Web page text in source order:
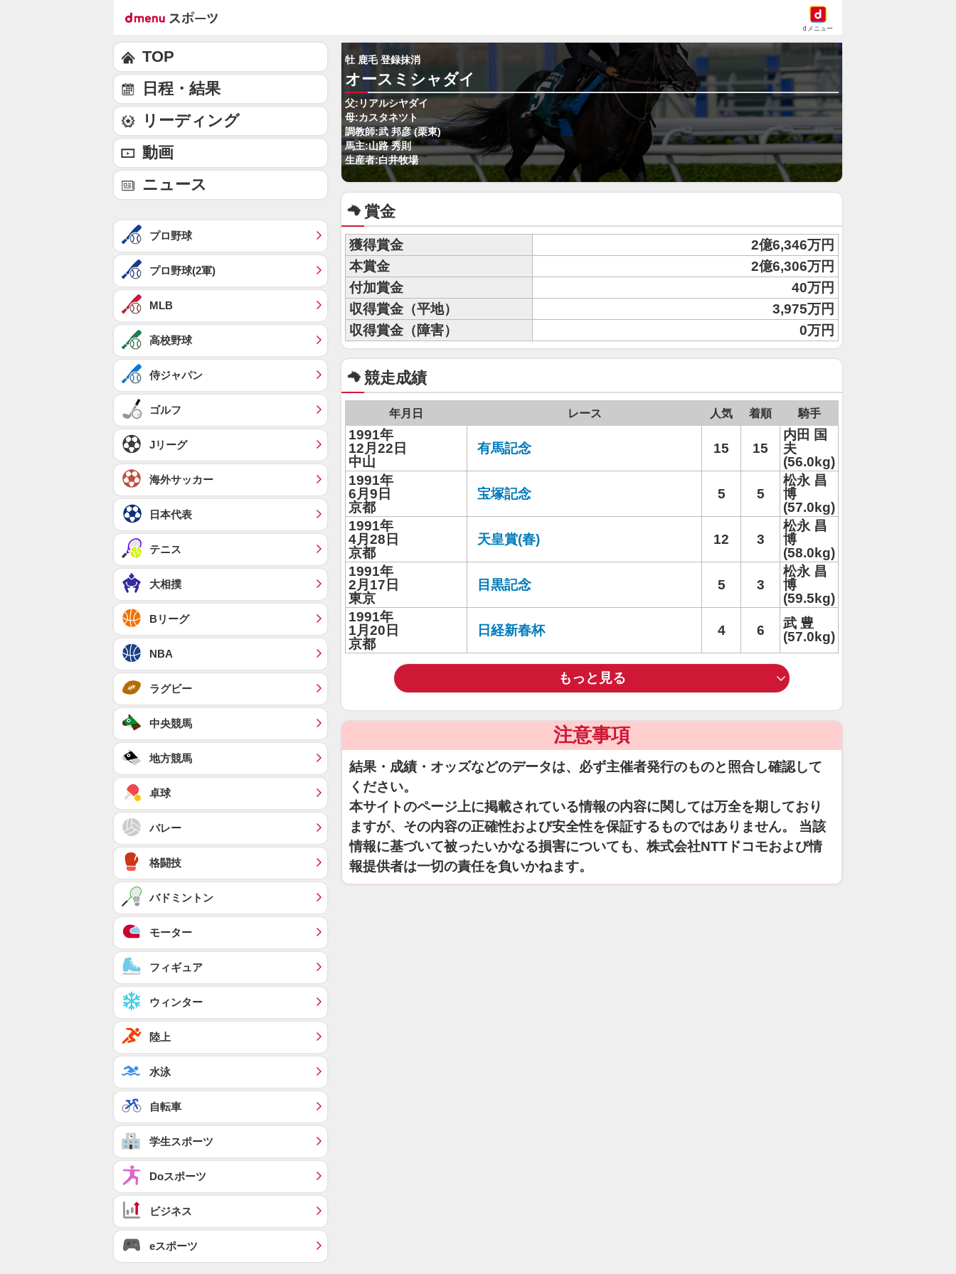
dメニュー
牡 鹿毛 登録抹消
オースミシャダイ
父:リアルシヤダイ
母:カスタネツト
調教師:武 邦彦 (栗東)
馬主:山路 秀則
生産者:白井牧場
賞金
獲得賞金
2億6,346万円
本賞金
2億6,306万円
付加賞金
40万円
収得賞金（平地）
3,975万円
収得賞金（障害）
0万円
競走成績
年月日 レース 人気 着順 騎手
1991年
12月22日
中山
有馬記念 15 15
内田 国
夫
(56.0kg)
1991年
6月9日
京都
宝塚記念 5 5
松永 昌
博
(57.0kg)
1991年
4月28日
京都
天皇賞(春) 12 3
松永 昌
博
(58.0kg)
1991年
2月17日
東京
目黒記念 5 3
松永 昌
博
(59.5kg)
1991年
1月20日
京都
日経新春杯 4 6
武 豊
(57.0kg)
もっと見る
注意事項
結果・成績・オッズなどのデータは、必ず主催者発行のものと照合し確認して
ください。
本サイトのページ上に掲載されている情報の内容に関しては万全を期しており
ますが、その内容の正確性および安全性を保証するものではありません。 当該
情報に基づいて被ったいかなる損害についても、株式会社NTTドコモおよび情
報提供者は一切の責任を負いかねます。
TOP
日程・結果
リーディング
動画
ニュース
プロ野球
プロ野球(2軍)
MLB
高校野球
侍ジャパン
ゴルフ
Jリーグ
海外サッカー
日本代表
テニス
大相撲
Bリーグ
NBA
ラグビー
中央競馬
地方競馬
卓球
バレー
格闘技
バドミントン
モーター
フィギュア
ウィンター
陸上
水泳
自転車
学生スポーツ
Doスポーツ
ビジネス
eスポーツ